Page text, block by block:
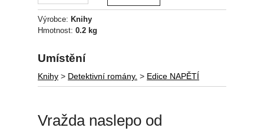
Výrobce: Knihy
Hmotnost: 0.2 kg
Umístění
Knihy > Detektivní romány. > Edice NAPĚTÍ
Vražda naslepo od